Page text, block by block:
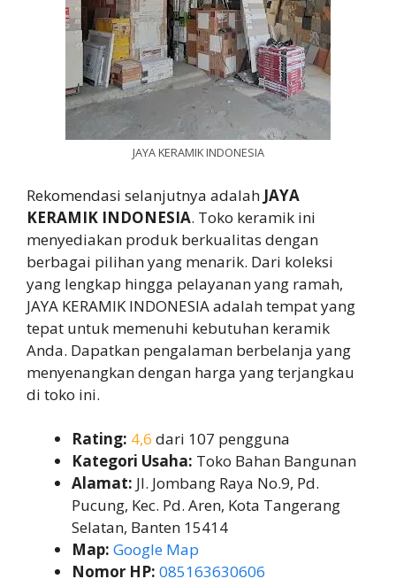
JAYA KERAMIK INDONESIA
Rekomendasi selanjutnya adalah JAYA
KERAMIK INDONESIA. Toko keramik ini
menyediakan produk berkualitas dengan
berbagai pilihan yang menarik. Dari koleksi
yang lengkap hingga pelayanan yang ramah,
JAYA KERAMIK INDONESIA adalah tempat yang
tepat untuk memenuhi kebutuhan keramik
Anda. Dapatkan pengalaman berbelanja yang
menyenangkan dengan harga yang terjangkau
di toko ini.
Rating: 4,6 dari 107 pengguna
Kategori Usaha: Toko Bahan Bangunan
Alamat: Jl. Jombang Raya No.9, Pd.
Pucung, Kec. Pd. Aren, Kota Tangerang
Selatan, Banten 15414
Map: Google Map
Nomor HP: 085163630606